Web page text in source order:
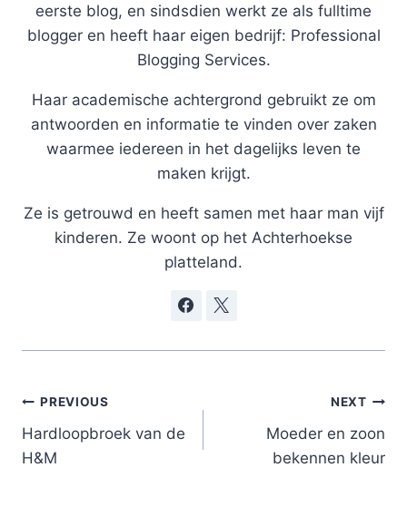
eerste blog, en sindsdien werkt ze als fulltime
blogger en heeft haar eigen bedrijf: Professional
Blogging Services.
Haar academische achtergrond gebruikt ze om
antwoorden en informatie te vinden over zaken
waarmee iedereen in het dagelijks leven te
maken krijgt.
Ze is getrouwd en heeft samen met haar man vijf
kinderen. Ze woont op het Achterhoekse
platteland.
Post
navigation
PREVIOUS
Hardloopbroek van de
H&M
NEXT
Moeder en zoon
bekennen kleur